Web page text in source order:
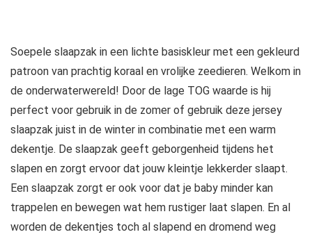
Soepele slaapzak in een lichte basiskleur met een gekleurd
patroon van prachtig koraal en vrolijke zeedieren. Welkom in
de onderwaterwereld! Door de lage TOG waarde is hij
perfect voor gebruik in de zomer of gebruik deze jersey
slaapzak juist in de winter in combinatie met een warm
dekentje. De slaapzak geeft geborgenheid tijdens het
slapen en zorgt ervoor dat jouw kleintje lekkerder slaapt.
Een slaapzak zorgt er ook voor dat je baby minder kan
trappelen en bewegen wat hem rustiger laat slapen. En al
worden de dekentjes toch al slapend en dromend weg